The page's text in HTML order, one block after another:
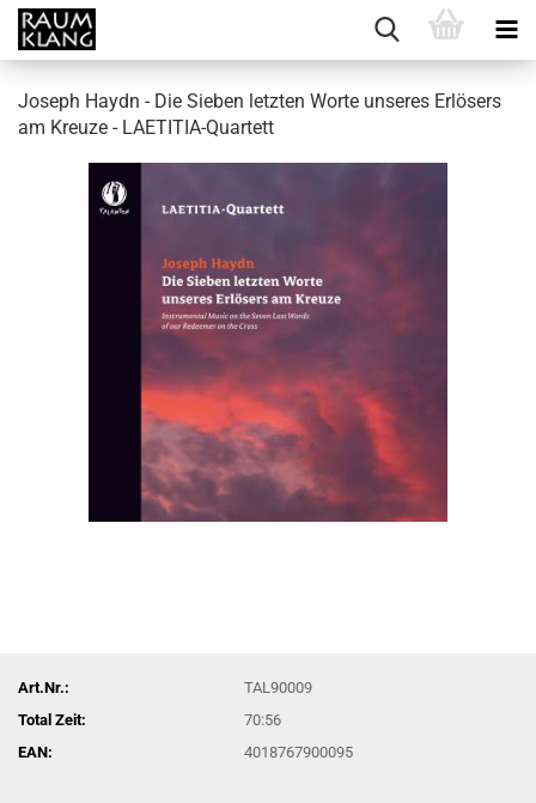
Joseph Haydn - Die Sieben letzten Worte unseres Erlösers
am Kreuze - LAETITIA-Quartett
Art.Nr.:
TAL90009
Total Zeit:
70:56
EAN:
4018767900095